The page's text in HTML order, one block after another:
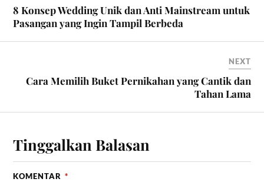
8 Konsep Wedding Unik dan Anti Mainstream untuk
Pasangan yang Ingin Tampil Berbeda
NEXT
Cara Memilih Buket Pernikahan yang Cantik dan
Tahan Lama
Tinggalkan Balasan
KOMENTAR *